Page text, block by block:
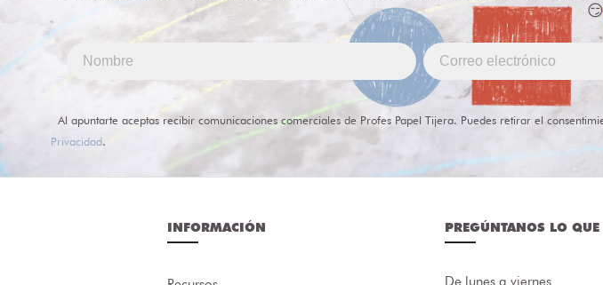
Al apuntarte aceptas recibir comunicaciones comerciales de Profes Papel Tijera. Puedes retirar el
Privacidad.
INFORMACIÓN PREGÚNTANOS LO
De lunes a viernes